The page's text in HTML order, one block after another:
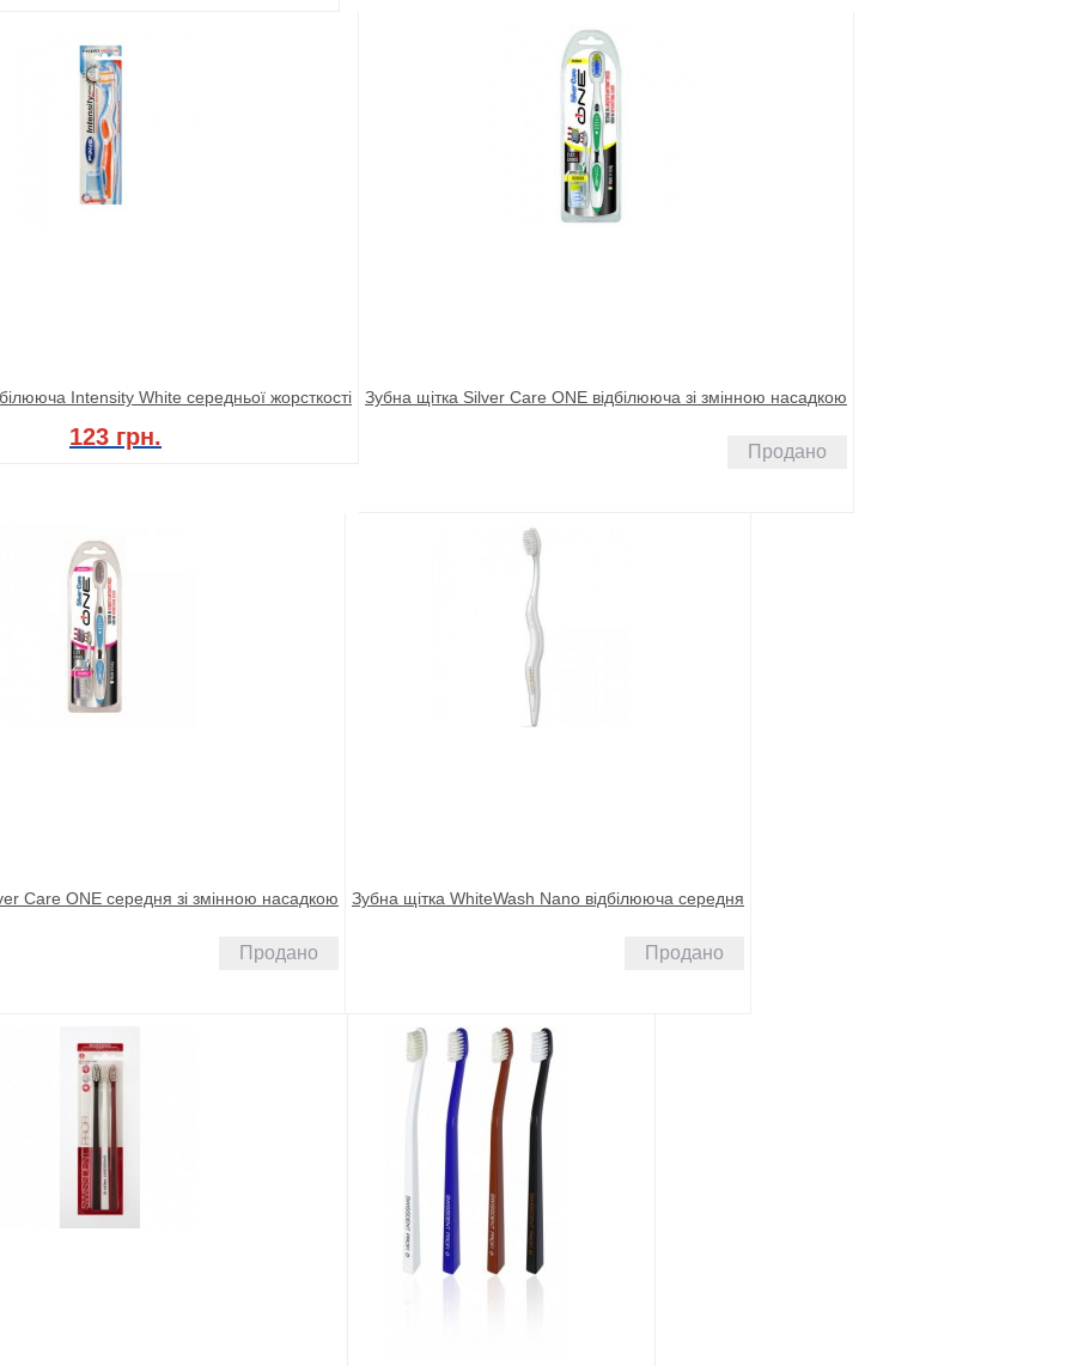
Intensity White середньої жорсткості
123 грн.
Зубна щітка Silver Care ONE відбілююча зі змінною насадкою
Продано
Care ONE середня зі змінною насадкою
Продано
Зубна щітка WhiteWash Nano відбілююча середня
Продано